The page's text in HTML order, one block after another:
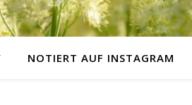
NOTIERT AUF INSTAGRAM